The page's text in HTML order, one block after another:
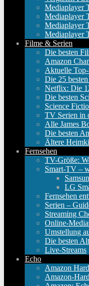
Mediaplayer
Mediaplayer
Mediaplayer
Mediaplayer
Filme & Serien
Die besten
Amazon
Aktuelle Top-
Die 25
Netflix: Die
Die besten
Science
TV Serien in
Alle James
Die besten
Ältere
Fernsehen
TV-Größe:
Smart-TV –
LG
Fernsehen
Serien –
Streaming
Online-
Umstellung
Die besten
Live-Streams
Echo
Amazon
Amazon-